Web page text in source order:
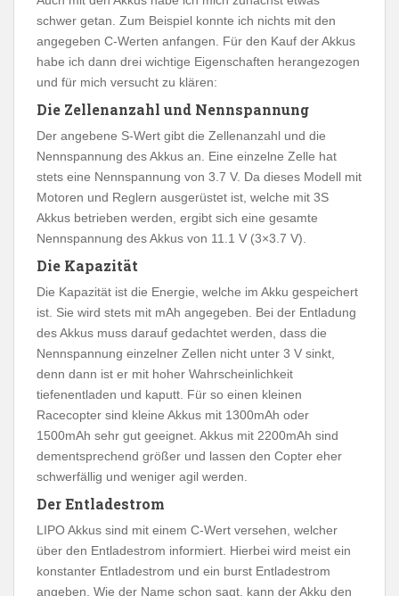
schwer getan. Zum Beispiel konnte ich nichts mit den
angegeben C-Werten anfangen. Für den Kauf der Akkus
habe ich dann drei wichtige Eigenschaften herangezogen
und für mich versucht zu klären:
Die Zellenanzahl und Nennspannung
Der angebene S-Wert gibt die Zellenanzahl und die
Nennspannung des Akkus an. Eine einzelne Zelle hat
stets eine Nennspannung von 3.7 V. Da dieses Modell mit
Motoren und Reglern ausgerüstet ist, welche mit 3S
Akkus betrieben werden, ergibt sich eine gesamte
Nennspannung des Akkus von 11.1 V (3×3.7 V).
Die Kapazität
Die Kapazität ist die Energie, welche im Akku gespeichert
ist. Sie wird stets mit mAh angegeben. Bei der Entladung
des Akkus muss darauf gedachtet werden, dass die
Nennspannung einzelner Zellen nicht unter 3 V sinkt,
denn dann ist er mit hoher Wahrscheinlichkeit
tiefenentladen und kaputt. Für so einen kleinen
Racecopter sind kleine Akkus mit 1300mAh oder
1500mAh sehr gut geeignet. Akkus mit 2200mAh sind
dementsprechend größer und lassen den Copter eher
schwerfällig und weniger agil werden.
Der Entladestrom
LIPO Akkus sind mit einem C-Wert versehen, welcher
über den Entladestrom informiert. Hierbei wird meist ein
konstanter Entladestrom und ein burst Entladestrom
angeben. Wie der Name schon sagt, kann der Akku den